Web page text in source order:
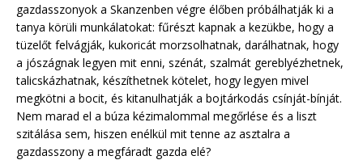
gazdasszonyok a Skanzenben végre élőben próbálhatják ki a
tanya körüli munkálatokat: fűrészt kapnak a kezükbe, hogy a
tüzelőt felvágják, kukoricát morzsolhatnak, darálhatnak, hogy
a jószágnak legyen mit enni, szénát, szalmát gereblyézhetnek,
talicskázhatnak, készíthetnek kötelet, hogy legyen mivel
megkötni a bocit, és kitanulhatják a bojtárkodás csínját-bínját.
Nem marad el a búza kézimalommal megőrlése és a liszt
szitálása sem, hiszen enélkül mit tenne az asztalra a
gazdasszony a megfáradt gazda elé?